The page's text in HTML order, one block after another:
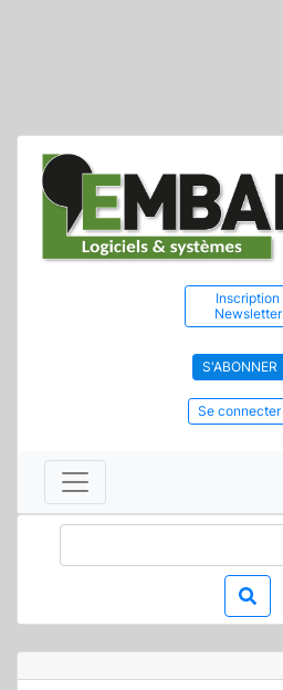
Inscription
Newsletter
S'ABONNER
Se connecter